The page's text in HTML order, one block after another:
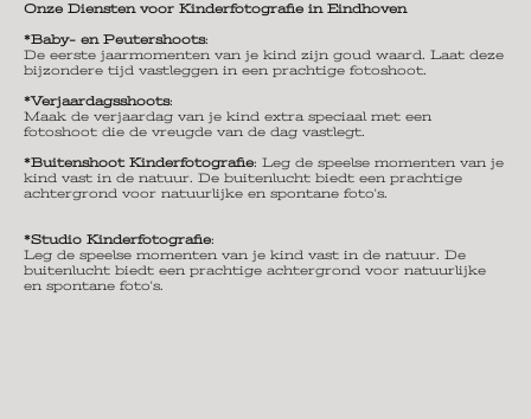
Onze Diensten voor Kinderfotografie in Eindhoven
*Baby- en Peutershoots:
De eerste jaarmomenten van je kind zijn goud waard. Laat deze
bijzondere tijd vastleggen in een prachtige fotoshoot.
*Verjaardagsshoots:
Maak de verjaardag van je kind extra speciaal met een
fotoshoot die de vreugde van de dag vastlegt.
*Buitenshoot Kinderfotografie: Leg de speelse momenten van je
kind vast in de natuur. De buitenlucht biedt een prachtige
achtergrond voor natuurlijke en spontane foto's.
*Studio Kinderfotografie:
Leg de speelse momenten van je kind vast in de natuur. De
buitenlucht biedt een prachtige achtergrond voor natuurlijke
en spontane foto's.